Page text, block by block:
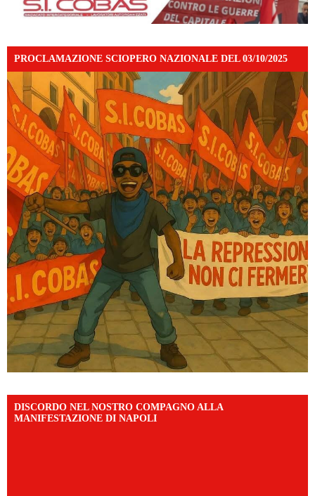
PROCLAMAZIONE SCIOPERO NAZIONALE DEL 03/10/2025
DISCORDO NEL NOSTRO COMPAGNO ALLA
MANIFESTAZIONE DI NAPOLI